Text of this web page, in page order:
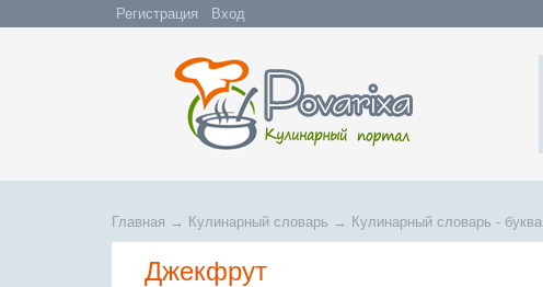
Регистрация Вход
Главная → Кулинарный словарь → Кулинарный словарь - буква
Джекфрут